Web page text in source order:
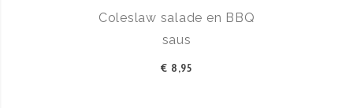
Coleslaw salade en BBQ
saus
€ 8,95